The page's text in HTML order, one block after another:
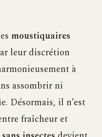
moustiquaires
leur discrétion
à
assombrir ni
Désormais, il n’est
fraîcheur et